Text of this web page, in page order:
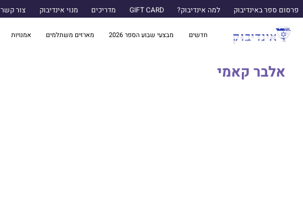
פרסום ספר באינדיבוק למה אינדיבוק? GIFT CARD מדריכים מנוי אינדיבוק צור קשר
חדשים מבצעי שבוע הספר 2026 מארזים משתלמים אמנויות
אלבר קאמי